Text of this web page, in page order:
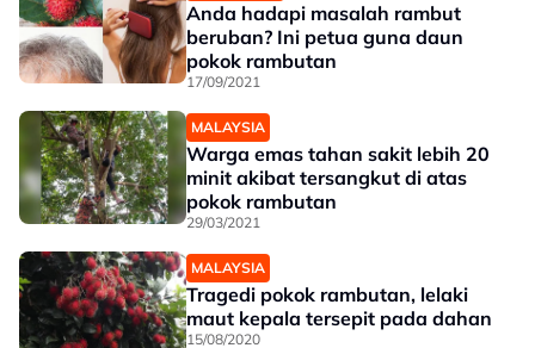
Anda hadapi masalah rambut
beruban? Ini petua guna daun
pokok rambutan
17/09/2021
MALAYSIA
Warga emas tahan sakit lebih 20
minit akibat tersangkut di atas
pokok rambutan
29/03/2021
MALAYSIA
Tragedi pokok rambutan, lelaki
maut kepala tersepit pada dahan
15/08/2020